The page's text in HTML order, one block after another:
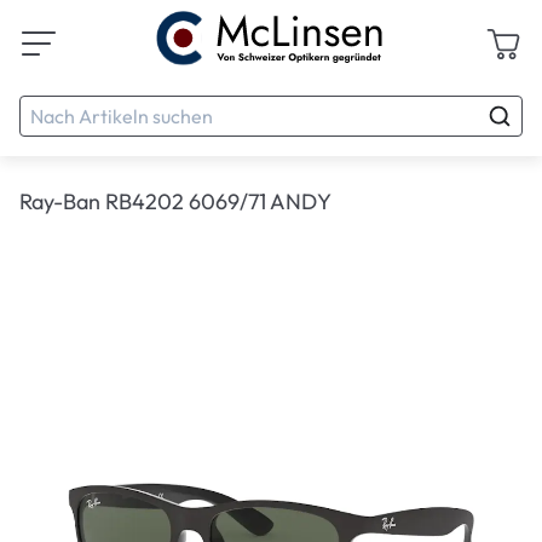
Ray-Ban RB4202 6069/71 ANDY